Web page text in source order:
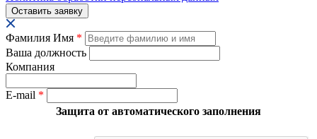
Фамилия Имя *
Ваша должность
Компания
E-mail *
Защита от автоматического заполнения